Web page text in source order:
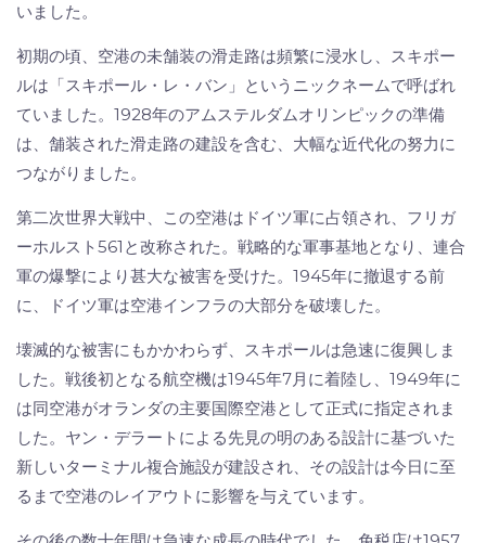
いました。
初期の頃、空港の未舗装の滑走路は頻繁に浸水し、スキポー
ルは「スキポール・レ・バン」というニックネームで呼ばれ
ていました。1928年のアムステルダムオリンピックの準備
は、舗装された滑走路の建設を含む、大幅な近代化の努力に
つながりました。
第二次世界大戦中、この空港はドイツ軍に占領され、フリガ
ーホルスト561と改称された。戦略的な軍事基地となり、連合
軍の爆撃により甚大な被害を受けた。1945年に撤退する前
に、ドイツ軍は空港インフラの大部分を破壊した。
壊滅的な被害にもかかわらず、スキポールは急速に復興しま
した。戦後初となる航空機は1945年7月に着陸し、1949年に
は同空港がオランダの主要国際空港として正式に指定されま
した。ヤン・デラートによる先見の明のある設計に基づいた
新しいターミナル複合施設が建設され、その設計は今日に至
るまで空港のレイアウトに影響を与えています。